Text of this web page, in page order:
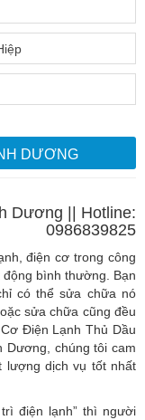
DƯƠNG
Dương || Hotline:
0986839825
điện cơ trong công
bình thường. Bạn
có thể sửa chữa nó
sửa chữa cũng đều
Điện Lạnh Thủ Dầu
Dương, chúng tôi cam
lượng dịch vụ tốt nhất
điện lạnh” thì người